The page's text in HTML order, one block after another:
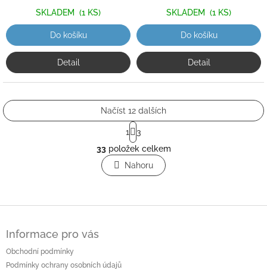
SKLADEM (1 KS)
Do košíku
Detail
SKLADEM (1 KS)
Do košíku
Detail
O
v
l
á
Načíst 12 dalších
S
t
r
á
n
k
á
1
3
33položek celkem
Nahoru
Informace pro vás
Obchodní podmínky
Podmínky ochrany osobních údajů